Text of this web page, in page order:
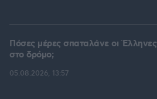
Πόσες μέρες σπαταλάνε οι Έλληνες
στο δρόμο;
05.08.2026, 13:57